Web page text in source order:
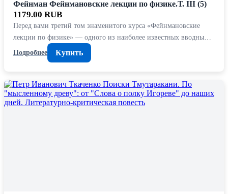
Фейнман Фейнмановские лекции по физике.Т. III (5)
1179.00 RUB
Перед вами третий том знаменитого курса «Фейнмановские
лекции по физике» — одного из наиболее известных вводны…
Подробнее
Купить